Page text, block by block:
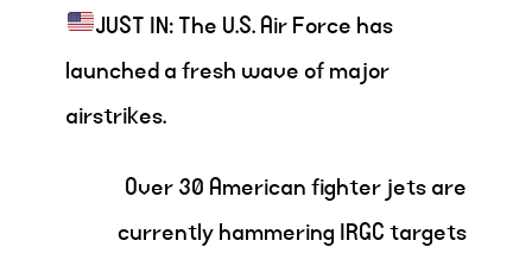
JUST IN: The U.S. Air Force has
launched a fresh wave of major
airstrikes.
Over 30 American fighter jets are
currently hammering IRGC targets